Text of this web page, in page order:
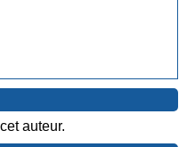
auteur.